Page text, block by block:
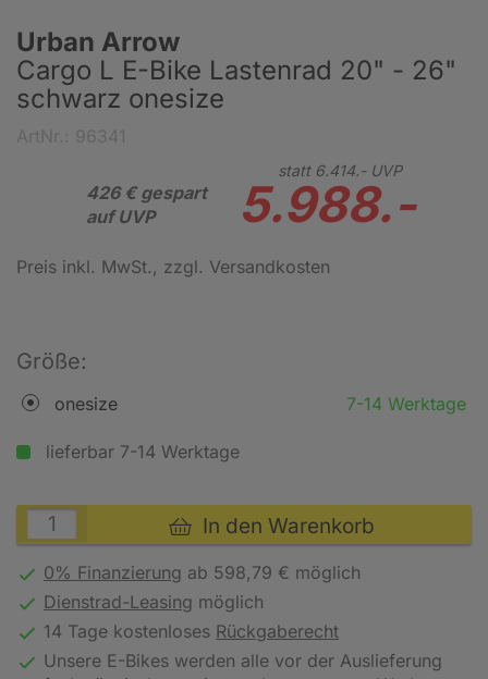
Urban Arrow
Cargo L E-Bike Lastenrad 20" - 26"
schwarz onesize
426 € gespart
auf UVP
statt 6.414.-UVP
5.988.-
Preis inkl. MwSt. , zzgl. Versandkosten
Größe:
onesize 7-14 Werktage
lieferbar 7-14 Werktage
In den Warenkorb
0% Finanzierung ab 598,79 € möglich
Dienstrad-Leasing möglich
14 Tage kostenloses Rückgaberecht
Unsere E-Bikes werden alle vor der Auslieferung